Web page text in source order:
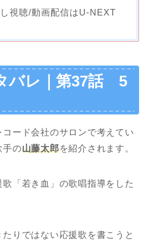
し視聴/動画配信はU-NEXT
バレ｜第37話 5
ード会社のサロンで考えてい
手の山藤太郎を紹介されます。
「若き血」の歌唱指導をした
りではない応援歌を書こうと